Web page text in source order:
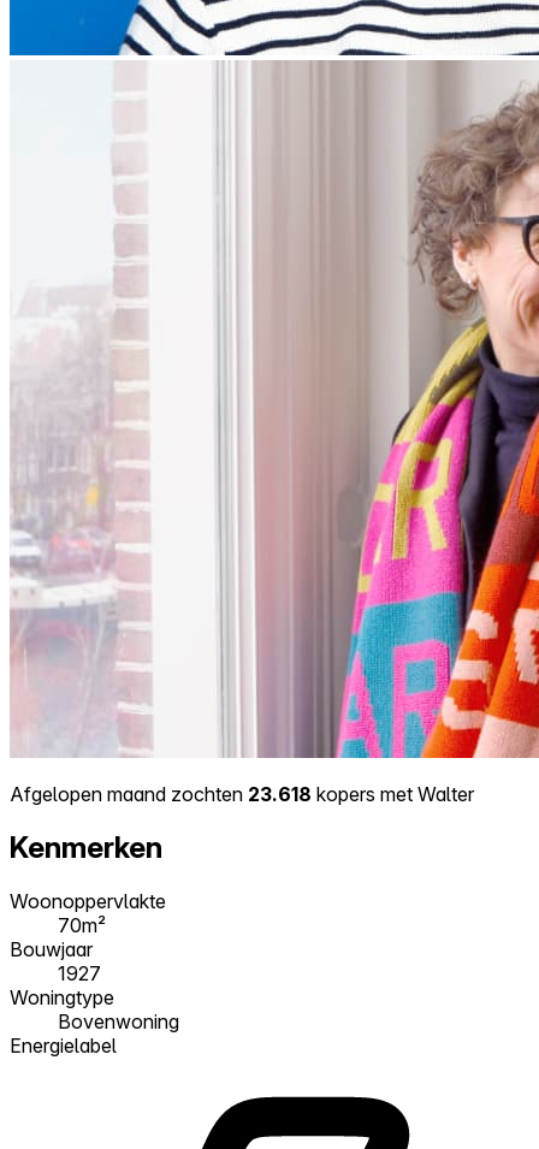
Afgelopen maand zochten 23.618 kopers met Walter
Kenmerken
Woonoppervlakte
70m²
Bouwjaar
1927
Woningtype
Bovenwoning
Energielabel